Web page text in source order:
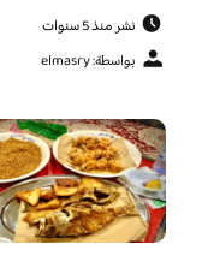
نشر منذ 5 سنوات
بواسطة: elmasry